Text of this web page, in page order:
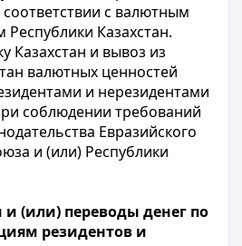
с валютным
Республики Казахстан.
Казахстан и вывоз из
валютных ценностей
и нерезидентами
соблюдении требований
Евразийского
и (или) Республики
(или) переводы денег по
резидентов и